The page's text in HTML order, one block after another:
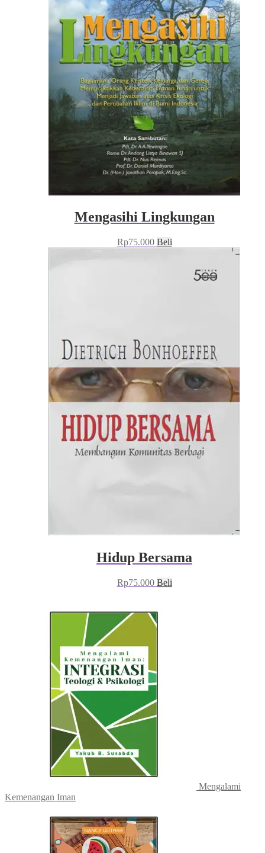
Mengasihi Lingkungan
Rp75.000 Beli
Hidup Bersama
Rp75.000 Beli
Mengalami
Kemenangan Iman